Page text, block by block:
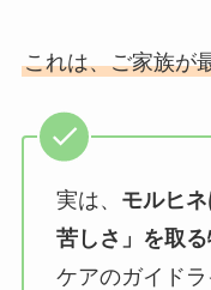
これは、ご家族が
実は、 モルヒ
苦しさ」を取
ケアのガイド